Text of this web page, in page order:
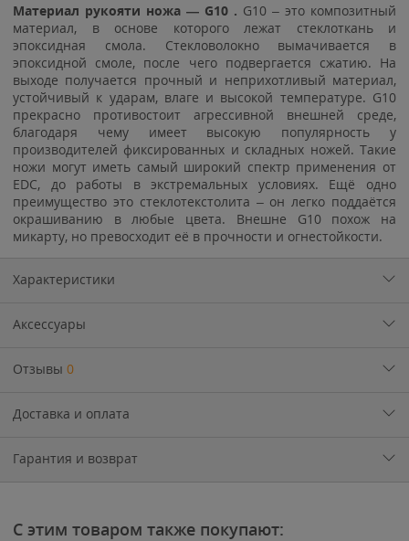
Материал рукояти ножа — G10 . G10 – это композитный
материал, в основе которого лежат стеклоткань и
эпоксидная смола. Стекловолокно вымачивается в
эпоксидной смоле, после чего подвергается сжатию. На
выходе получается прочный и неприхотливый материал,
устойчивый к ударам, влаге и высокой температуре. G10
прекрасно противостоит агрессивной внешней среде,
благодаря чему имеет высокую популярность у
производителей фиксированных и складных ножей. Такие
ножи могут иметь самый широкий спектр применения от
EDC, до работы в экстремальных условиях. Ещё одно
преимущество это стеклотекстолита – он легко поддаётся
окрашиванию в любые цвета. Внешне G10 похож на
микарту, но превосходит её в прочности и огнестойкости.
Характеристики
Аксессуары
Отзывы 0
Доставка и оплата
Гарантия и возврат
С этим товаром также покупают: